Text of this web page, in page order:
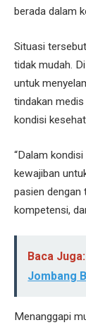
berada dalam
Situasi
tidak mudah.
untuk
tindakan
kondisi
“Dalam
kewajiban
pasien dengan
kompetensi,
Baca Juga:
Jombang
Menanggapi